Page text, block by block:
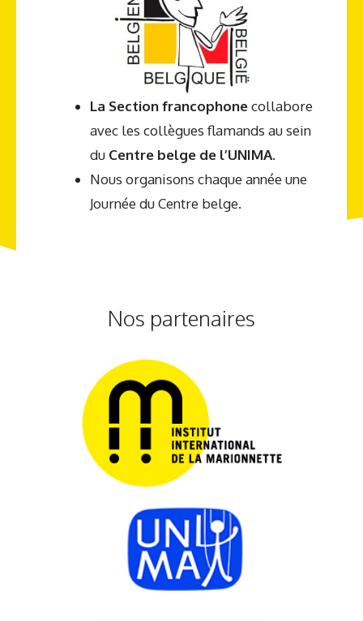
La Section francophonecollabore
avec les collègues flamands au sein
du Centre belge de l’UNIMA.
Nous organisons chaque année une
Journée du Centre belge.
Nos partenaires